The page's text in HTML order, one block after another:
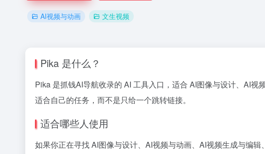
AI视频与动画 文生视频
Pika 是什么？
Pika 是抓钱AI导航收录的 AI 工具入口，适合 AI图像与设计、AI
适合自己的任务，而不是只给一个跳转链接。
适合哪些人使用
如果你正在寻找 AI图像与设计、AI视频与动画、AI视频生成与编